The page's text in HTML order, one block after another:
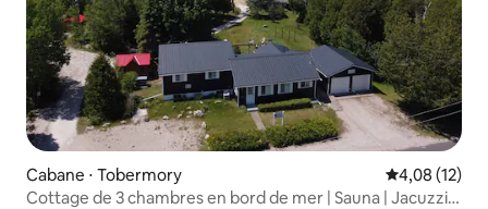
Cabane ⋅ Tobermory Évaluation
4,08 (12)
Cottage de 3 chambres en bord de mer | Sauna | Jacuzzi |